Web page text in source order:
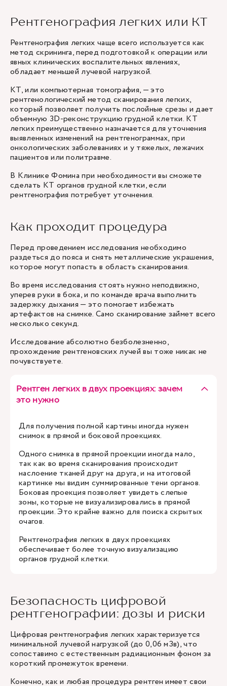
Рентгенография легких или КТ
Рентгенография легких чаще всего используется как
метод скрининга, перед подготовкой к операции или
явных клинических воспалительных явлениях,
обладает меньшей лучевой нагрузкой.
КТ, или компьютерная томография, — это
рентгенологический метод сканирования легких,
который позволяет получить послойные срезы и дает
объемную 3D-реконструкцию грудной клетки. КТ
легких преимущественно назначается для уточнения
выявленных изменений на рентгенограммах, при
онкологических заболеваниях и у тяжелых, лежачих
пациентов или политравме.
В Клинике Фомина при необходимости вы сможете
сделать КТ органов грудной клетки, если
рентгенография потребует уточнения.
Как проходит процедура
Перед проведением исследования необходимо
раздеться до пояса и снять металлические украшения,
которое могут попасть в область сканирования.
Во время исследования стоять нужно неподвижно,
уперев руки в бока, и по команде врача выполнить
задержку дыхания — это помогает избежать
артефактов на снимке. Само сканирование займет всего
несколько секунд.
Исследование абсолютно безболезненно,
прохождение рентгеновских лучей вы тоже никак не
почувствуете.
Рентген легких в двух проекциях: зачем
это нужно
Для получения полной картины иногда нужен
снимок в прямой и боковой проекциях.
Одного снимка в прямой проекции иногда мало,
так как во время сканирования происходит
наслоение тканей друг на друга, и на итоговой
картинке мы видим суммированные тени органов.
Боковая проекция позволяет увидеть слепые
зоны, которые не визуализировались в прямой
проекции. Это крайне важно для поиска скрытых
очагов.
Рентгенография легких в двух проекциях
обеспечивает более точную визуализацию
органов грудной клетки.
Безопасность цифровой
рентгенографии: дозы и риски
Цифровая рентгенография легких характеризуется
минимальной лучевой нагрузкой (до 0,06 мЗв), что
сопоставимо с естественным радиационным фоном за
короткий промежуток времени.
Конечно, как и любая процедура рентген имеет свои